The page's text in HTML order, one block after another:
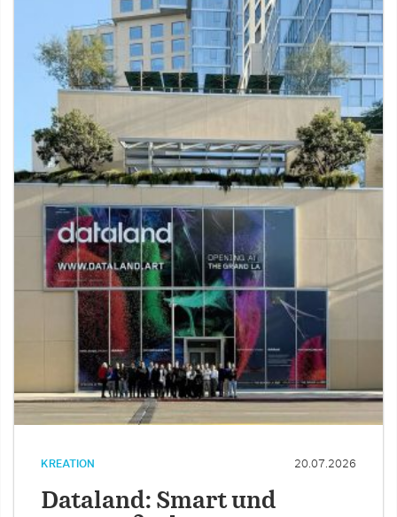
KREATION 20.07.2026
Dataland: Smart und